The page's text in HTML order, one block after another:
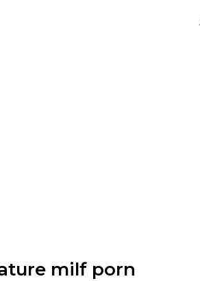
milf porn